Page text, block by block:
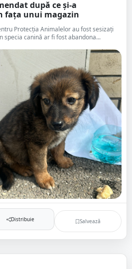
după ce și-a
fața unui magazin
Protecția Animalelor au fost sesizați
specia canină ar fi fost abandona...
Distribuie Salvează